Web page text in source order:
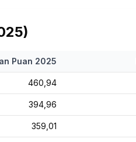
)
Puan 2025
460,94
394,96
359,01